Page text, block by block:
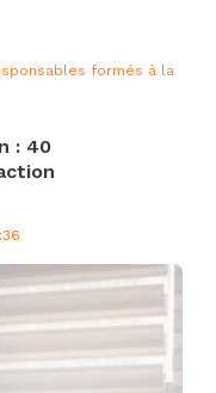
formés à la
: 40